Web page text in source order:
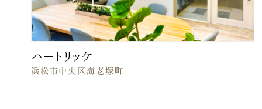
ハートリッケ
浜松市中央区海老塚町